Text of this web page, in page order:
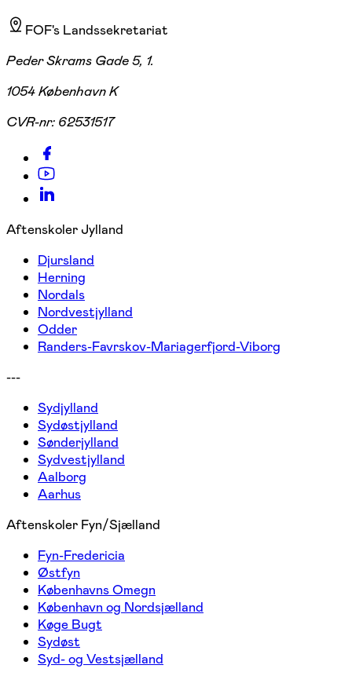
FOF's Landssekretariat
Peder Skrams Gade 5, 1.
1054 København K
CVR-nr: 62531517
Aftenskoler Jylland
Djursland
Herning
Nordals
Nordvestjylland
Odder
Randers-Favrskov-Mariagerfjord-Viborg
---
Sydjylland
Sydøstjylland
Sønderjylland
Sydvestjylland
Aalborg
Aarhus
Aftenskoler Fyn/Sjælland
Fyn-Fredericia
Østfyn
Københavns Omegn
København og Nordsjælland
Køge Bugt
Sydøst
Syd- og Vestsjælland